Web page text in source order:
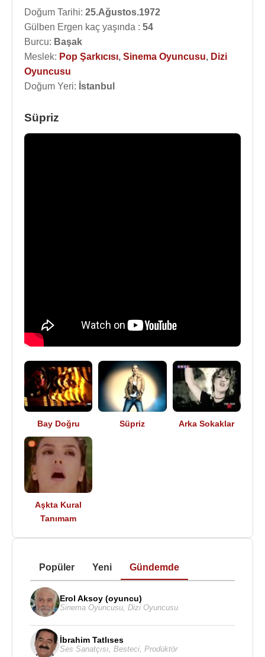
Doğum Tarihi: 25.Ağustos.1972
Gülben Ergen kaç yaşında : 54
Burcu: Başak
Meslek: Pop Şarkıcısı, Sinema Oyuncusu, Dizi
Oyuncusu
Doğum Yeri: İstanbul
Süpriz
Bay Doğru Süpriz Arka Sokaklar
Aşkta Kural
Tanımam
Popüler Yeni Gündemde
Erol Aksoy (oyuncu)
Sinema Oyuncusu, Dizi Oyuncusu
İbrahim Tatlıses
Ses Sanatçısı, Besteci, Prodüktör